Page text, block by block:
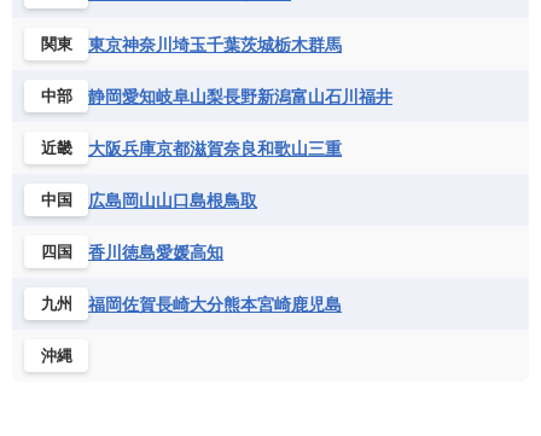
関東 東京神奈川 埼玉千葉茨城栃木群馬
中部 静岡愛知岐阜山梨長野新潟富山石川 福井
近畿 大阪兵庫京都滋賀奈良和歌山三重
中国 広島岡山山口島根鳥取
四国 香川 徳島愛媛高知
九州 福岡佐賀長崎大分熊本宮崎鹿児島
沖縄